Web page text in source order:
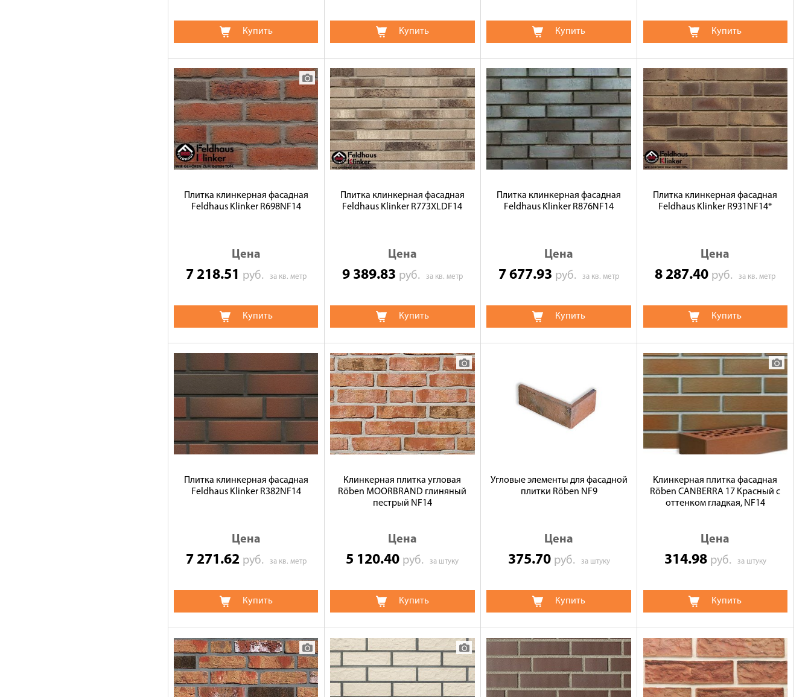
Купить Купить Купить Купить
Плитка клинкерная фасадная
Feldhaus Klinker R698NF14
Цена
7 218.51 руб. за кв. метр
Купить
Плитка клинкерная фасадная
Feldhaus Klinker R773XLDF14
Цена
9 389.83 руб. за кв. метр
Купить
Плитка клинкерная фасадная
Feldhaus Klinker R876NF14
Цена
7 677.93 руб.за кв. метр
Купить
Плитка клинкерная фасадная
Feldhaus Klinker R931NF14*
Цена
8 287.40 руб.за кв. метр
Купить
Плитка клинкерная фасадная
Feldhaus Klinker R382NF14
Цена
7 271.62 руб. за кв. метр
Купить
Клинкерная плитка угловая
Röben MOORBRAND глиняный
пестрый NF14
Цена
5 120.40 руб.за штуку
Купить
Угловые элементы для фасадной
плитки Röben NF9
Цена
375.70 руб. за штуку
Купить
Клинкерная плитка фасадная
Röben CANBERRA 17 Красный с
оттенком гладкая, NF14
Цена
314.98 руб. за штуку
Купить